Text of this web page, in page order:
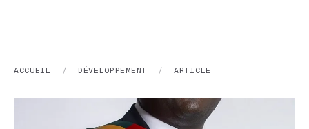
ACCUEIL / DÉVELOPPEMENT / ARTICLE